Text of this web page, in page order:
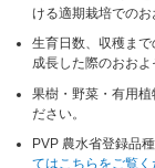
ける適期栽培でのお
生育日数、収穫ま
成長した際のおお
果樹・野菜・有用
ださい。
PVP 農水省登録品
てはこちらをご覧く